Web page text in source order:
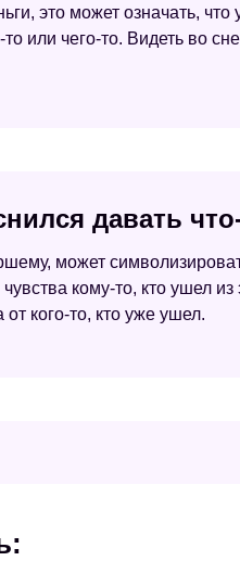
это может означать,
то или чего-то. Видеть во
давать
может
кому-то, кто ушел
кого-то, кто уже ушел.